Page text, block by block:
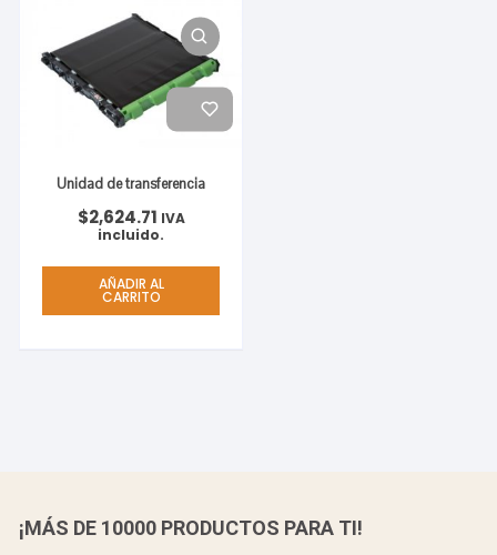
Unidad de transferencia
$2,624.71 IVA
incluido.
AÑADIR AL
CARRITO
¡MÁS DE 10000 PRODUCTOS PARA TI!